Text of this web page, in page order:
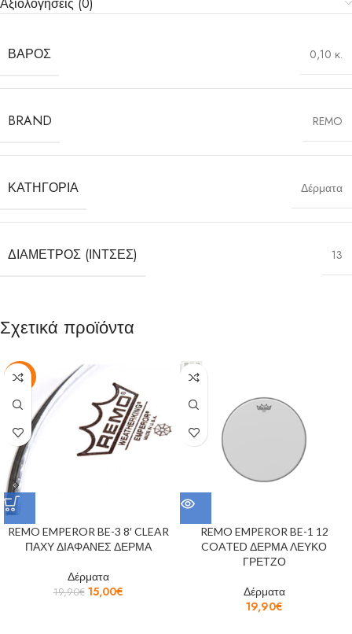
Αξιολογήσεις (0)
ΒΆΡΟΣ 0,10 κ.
BRAND REMO
ΚΑΤΗΓΟΡΊΑ Δέρματα
ΔΙΆΜΕΤΡΟΣ (ΊΝΤΣΕΣ) 13
Σχετικά προϊόντα
-25%
REMO EMPEROR BE-3 8′ CLEAR
ΠΑΧΥ ΔΙΑΦΑΝΕΣ ΔΕΡΜΑ
Δέρματα
19,90€ 15,00€
REMO EMPEROR BE-1 12
COATED ΔΕΡΜΑ ΛΕΥΚΟ
ΓΡΕΤΖΟ
Δέρματα
19,90€